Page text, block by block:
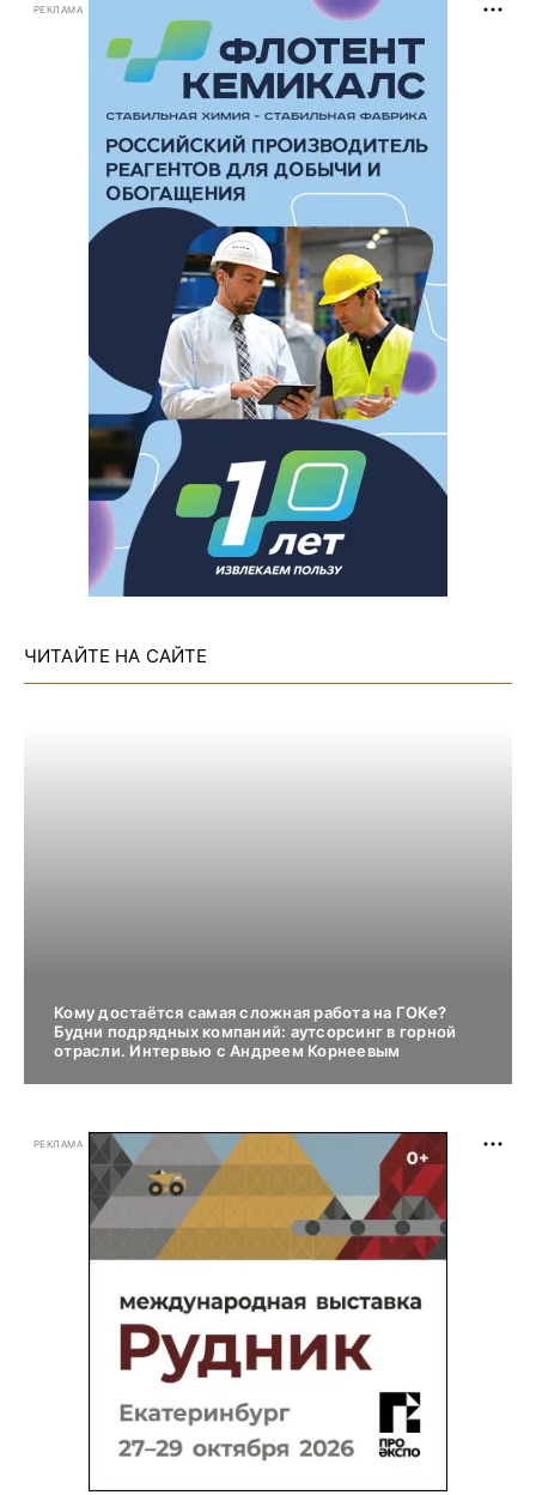
РЕКЛАМА
ЧИТАЙТЕ НА САЙТЕ
Кому достаётся самая сложная работа на ГОКе?
Будни подрядных компаний: аутсорсинг в горной
отрасли. Интервью с Андреем Корнеевым
РЕКЛАМА